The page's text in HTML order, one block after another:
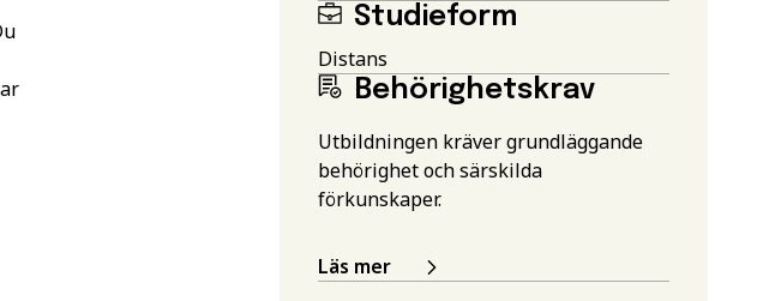
Studieform
Distans
Behörighetskrav
Utbildningen kräver grundläggande
behörighet och särskilda
förkunskaper.
Läs mer